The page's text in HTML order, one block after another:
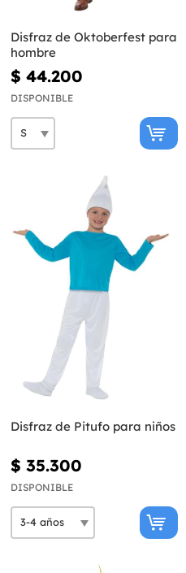
Disfraz de Oktoberfest para
hombre
$ 44.200
DISPONIBLE
Disfraz de Pitufo para niños
$ 35.300
DISPONIBLE